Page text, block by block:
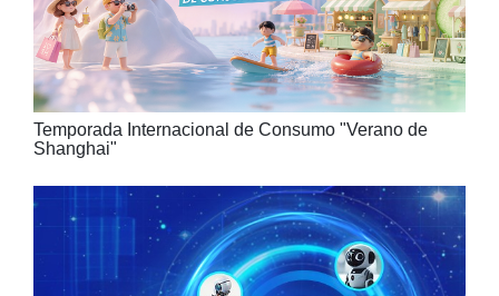
Temporada Internacional de Consumo "Verano de
Shanghai"